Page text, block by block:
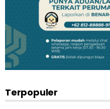
Terpopuler